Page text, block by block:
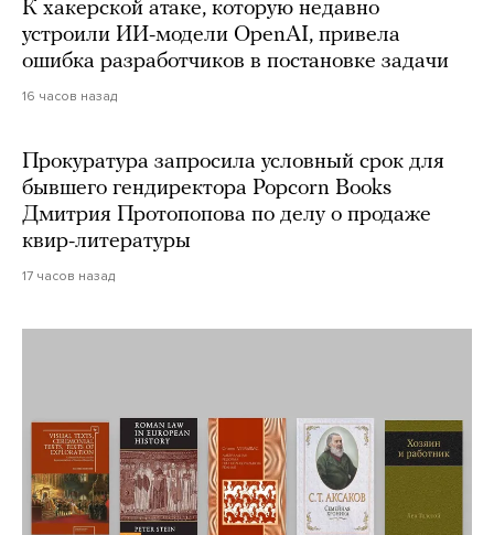
К хакерской атаке, которую недавно
устроили ИИ-модели OpenAI, привела
ошибка разработчиков в постановке задачи
16 часов назад
Прокуратура запросила условный срок для
бывшего гендиректора Popcorn Books
Дмитрия Протопопова по делу о продаже
квир-литературы
17 часов назад